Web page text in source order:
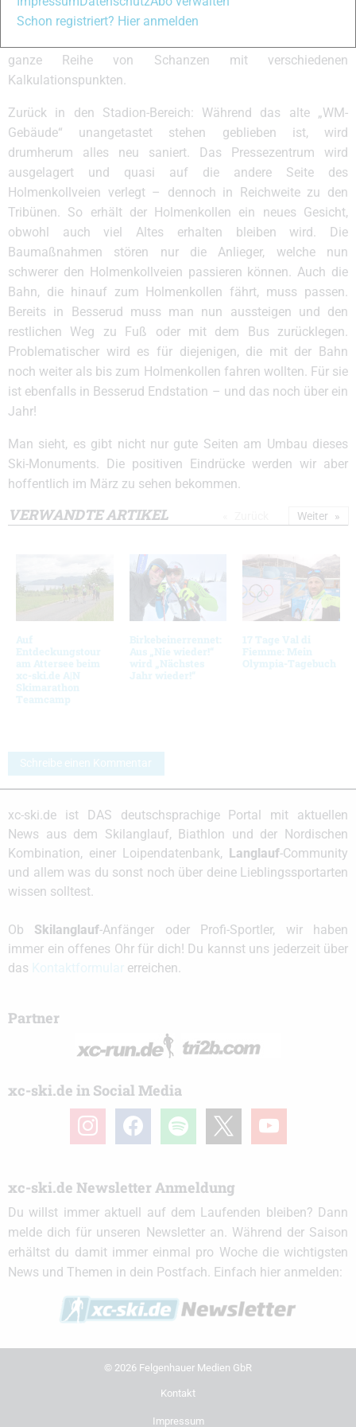
Möglichkeiten, was schon lange kritisiert wurde. Nun baut
ganze Reihe von Schanzen mit verschiedenen
Kalkulationspunkten.
Zurück in den Stadion-Bereich: Während das alte „WM-
Gebäude“ unangetastet stehen geblieben ist, wird
drumherum alles neu saniert. Das Pressezentrum wird
ausgelagert und quasi auf die andere Seite des
Holmenkollveien verlegt – dennoch in Reichweite zu den
Tribünen. So erhält der Holmenkollen ein neues Gesicht,
obwohl auch viel Altes erhalten bleiben wird. Die
Baumaßnahmen stören nur die Anlieger, welche nun
schwerer den Holmenkollveien passieren können. Auch die
Bahn, die hinauf zum Holmenkollen fährt, muss passen.
Bereits in Besserud muss man nun aussteigen und den
restlichen Weg zu Fuß oder mit dem Bus zurücklegen.
Problematischer wird es für diejenigen, die mit der Bahn
noch weiter als bis zum Holmenkollen fahren wollten. Für sie
ist ebenfalls in Besserud Endstation – und das noch über ein
Jahr!
Man sieht, es gibt nicht nur gute Seiten am Umbau dieses
Ski-Monuments. Die positiven Eindrücke werden wir aber
hoffentlich im März zu sehen bekommen.
VERWANDTE ARTIKEL
Auf
Entdeckungstour
am Attersee beim
xc-ski.de A|N
Skimarathon
Teamcamp
Birkebeinerrennet:
Aus „Nie wieder!“
wird „Nächstes
Jahr wieder!“
17 Tage Val di
Fiemme: Mein
Olympia-Tagebuch
Weiter
Schreibe einen Kommentar
xc-ski.de ist DAS deutschsprachige Portal mit aktuellen
News aus dem Skilanglauf, Biathlon und der Nordischen
Kombination, einer Loipendatenbank, Langlauf-Community
und allem was du sonst noch über deine Lieblingssportarten
wissen solltest.
Ob Skilanglauf-Anfänger oder Profi-Sportler, wir haben
immer ein offenes Ohr für dich! Du kannst uns jederzeit über
das
erreichen.
Partner
xc-ski.de in Social Media
instagramfacebook spotify youtube
xc-ski.de Newsletter Anmeldung
Du willst immer aktuell auf dem Laufenden bleiben? Dann
melde dich für unseren Newsletter an. Während der Saison
erhältst du damit immer einmal pro Woche die wichtigsten
News und Themen in dein Postfach. Einfach hier anmelden:
© 2026 Felgenhauer Medien GbR
Kontakt
Impressum
Schon registriert? Hier anmelden